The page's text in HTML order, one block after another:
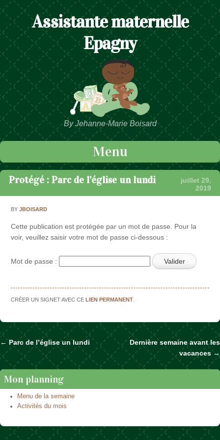
Assistante maternelle
Epagny
By Jehanne-Marie Boisard
Menu
Passer au contenu
Protégé : Parc de l’église un lundi
juillet 29,
2019
BYJBOISARD
Cette publication est protégée par un mot de passe. Pour la
voir, veuillez saisir votre mot de passe ci-dessous :
Mot de passe :
CRÉER UN SIGNET AVEC CELIEN PERMANENT
Naviguer dans les articles
←Parc de l’église un lundi
Dernière semaine avant les
vacances→
Mon planning
Menu de la semaine
Activités du mois